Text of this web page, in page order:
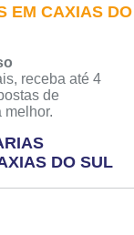
EM CAXIAS DO
receba até 4
de
melhor.
DO SUL